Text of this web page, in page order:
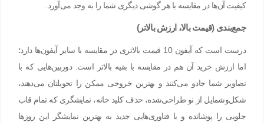
کیفیت آن‌ها در مقایسه با هر گوشی دیگری شما را به وجد می‌آورد.
جمع‌بندی (قیمت بالا، ارزش بالاتر)
درست است که آیفون 10 قیمت بالاتری در مقایسه با سایر آیفون‌ها دارد؛
اما ارزش خرید آن هم در مقایسه با بقیه‌ بالاتر است. دوربین‌هایی که با
تصاویر شما جادو می‌کنند و بهترین خروجی ممکن را تحویلتان می‌دهند،
شکل‌وشمایل از نو طراحی‌شده، حذف کلید خانه، نمایشگری که تمام قاب
جلویی را پوشانده و با فناوری‌هایی جدید به بهترین نمایشگر این روزها